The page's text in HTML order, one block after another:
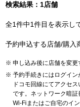
検索結果：1店舗
全1件中1件目を表示し
予約申込する店舗/購入
申し込み後に店舗を変更
予約手続きにはログイン
ドコモ回線にてアクセ
です。ネットワーク暗証
Wi-Fiまたはご自宅のイ